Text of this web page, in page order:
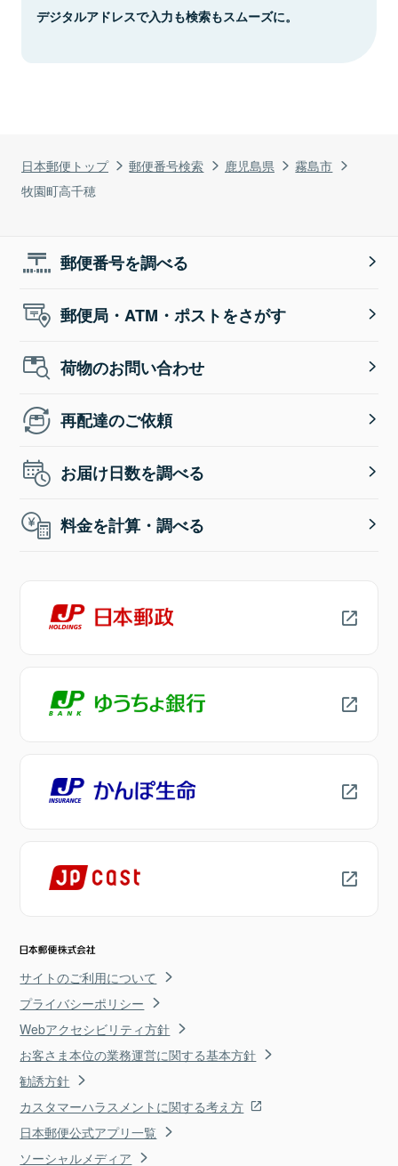
日本郵便トップ 郵便番号検索 鹿児島県
霧島市
牧園町高千穂
デジタルアドレスで入力も検索もスムーズに。
郵便番号を調べる
郵便局・ATM・ポストをさがす
荷物のお問い合わせ
再配達のご依頼
お届け日数を調べる
料金を計算・調べる
サイトのご利用について
プライバシーポリシー
Webアクセシビリティ方針
お客さま本位の業務運営に関する基本方針
勧誘方針
カスタマーハラスメントに関する考え方
日本郵便公式アプリ一覧
ソーシャルメディア